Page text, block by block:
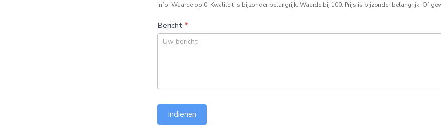
Info: Waarde op 0: Kwaliteit is bijzonder belangrijk. Waarde bij 100: Prijs is bijzonder belangrijk. Of
Bericht *
Indienen